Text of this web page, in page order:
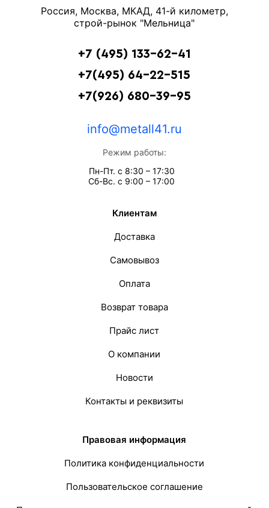
Россия, Москва, МКАД, 41-й километр,
строй-рынок "Мельница"
+7 (495) 133-62-41
+7(495) 64-22-515
+7(926) 680-39-95
info@metall41.ru
Режим работы:
Пн-Пт. с 8:30 – 17:30
Сб-Вс. с 9:00 – 17:00
Клиентам
Доставка
Самовывоз
Оплата
Возврат товара
Прайс лист
О компании
Новости
Контакты и реквизиты
Правовая информация
Политика конфиденциальности
Пользовательское соглашение